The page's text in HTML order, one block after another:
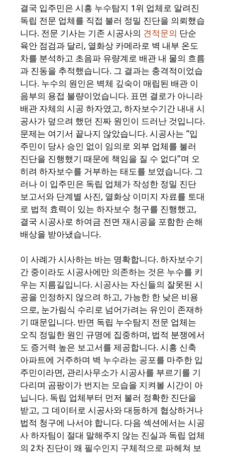
결국 입주민은 시흥 누수탐지 1위 업체로 알려진
독립 전문 업체를 직접 불러 정밀 진단을 의뢰했습
니다. 전문 기사는 기존 시공사의 견적문의 단순
육안 점검과 달리, 열화상 카메라로 벽 내부 온도
차를 분석하고 초음파 유량계로 배관 내 물의 흐름
과 진동을 추적했습니다. 그 결과는 충격적이었습
니다. 누수의 원인은 벽체 깊숙이 매립된 배관 이
음부의 용접 불량이었습니다. 표면 결로가 아니라
배관 자체의 시공 하자였고, 하자보수기간 내내 시
공사가 덮으려 했던 진짜 원인이 드러난 것입니다.
문제는 여기서 끝나지 않았습니다. 시공사는 “입
주민이 당사 승인 없이 임의로 외부 업체를 불러
진단을 진행했기 때문에 책임을 질 수 없다”며 오
히려 하자보수를 거부하는 태도를 보였습니다. 그
러나 이 입주민은 독립 업체가 작성한 정밀 진단
보고서와 단계별 사진, 열화상 이미지 자료를 토대
로 법적 효력이 있는 하자보수 청구를 진행했고,
결국 시공사로 하여금 전면 재시공을 포함한 손해
배상을 받아냈습니다.
이 사례가 시사하는 바는 명확합니다. 하자보수기
간 중이라도 시공사에만 의존하는 것은 누수를 키
우는 지름길입니다. 시공사는 자신들의 잘못된 시
공을 인정하지 않으려 하고, 가능한 한 낮은 비용
으로, 눈가림식 수리로 넘어가려는 유인이 존재하
기 때문입니다. 반면 독립 누수탐지 전문 업체는
오직 정밀한 원인 규명에 집중하며, 법적 분쟁에서
도 증거력 높은 보고서를 제공합니다. 시흥 신축
아파트에 거주하며 벽 누수라는 공포를 마주한 입
주민이라면, 관리사무소가 시공사를 부르기를 기
다리며 곰팡이가 번지는 모습을 지켜볼 시간이 아
닙니다. 독립 업체부터 먼저 불러 정확한 진단을
받고, 그 데이터로 시공사와 대등하게 협상하거나
법적 청구에 나서야 합니다. 다음 섹션에서는 시공
사 하자팀이 절대 말해주지 않는 진실과 독립 업체
의 2차 진단이 왜 필수인지 구체적으로 파헤쳐 보